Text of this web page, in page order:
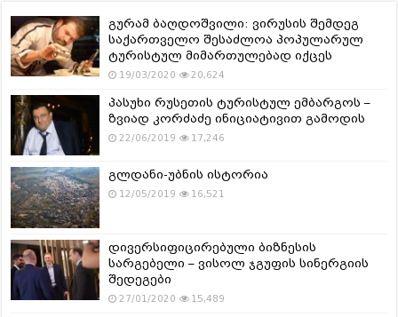
გურამ ბაღდოშვილი: ვირუსის შემდეგ
საქართველო შესაძლოა პოპულარულ
ტურისტულ მიმართულებად იქცეს
19/03/2020 20,624
პასუხი რუსეთის ტურისტულ ემბარგოს –
ზვიად კორძაძე ინიციატივით გამოდის
22/06/2019 17,246
გლდანი-უბნის ისტორია
12/05/2019 16,521
დივერსიფიცირებული ბიზნესის
სარგებელი – ვისოლ ჯგუფის სინერგიის
შედეგები
27/01/2020 15,489